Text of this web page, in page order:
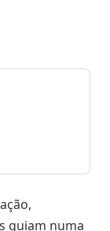
guiam numa